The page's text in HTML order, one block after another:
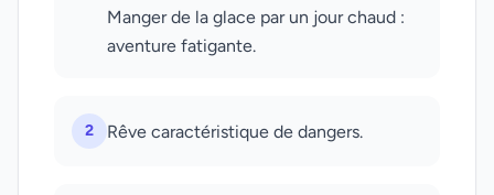
Manger de la glace par un jour chaud :
aventure fatigante.
2 Rêve caractéristique de dangers.